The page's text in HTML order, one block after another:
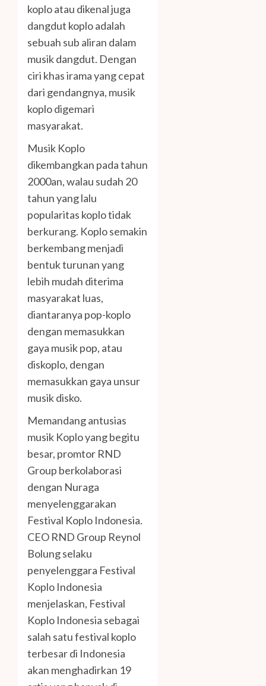
koplo atau dikenal juga
dangdut koplo adalah
sebuah sub aliran dalam
musik dangdut. Dengan
ciri khas irama yang cepat
dari gendangnya, musik
koplo digemari
masyarakat.
Musik Koplo
dikembangkan pada tahun
2000an, walau sudah 20
tahun yang lalu
popularitas koplo tidak
berkurang. Koplo semakin
berkembang menjadi
bentuk turunan yang
lebih mudah diterima
masyarakat luas,
diantaranya pop-koplo
dengan memasukkan
gaya musik pop, atau
diskoplo, dengan
memasukkan gaya unsur
musik disko.
Memandang antusias
musik Koplo yang begitu
besar, promtor RND
Group berkolaborasi
dengan Nuraga
menyelenggarakan
Festival Koplo Indonesia.
CEO RND Group Reynol
Bolung selaku
penyelenggara Festival
Koplo Indonesia
menjelaskan, Festival
Koplo Indonesia sebagai
salah satu festival koplo
terbesar di Indonesia
akan menghadirkan 19